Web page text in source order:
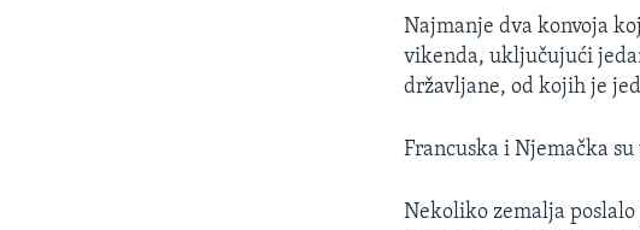
Najmanje dva konvoja
vikenda, uključujući
državljane, od kojih je
Francuska i Njemačka
Nekoliko zemalja